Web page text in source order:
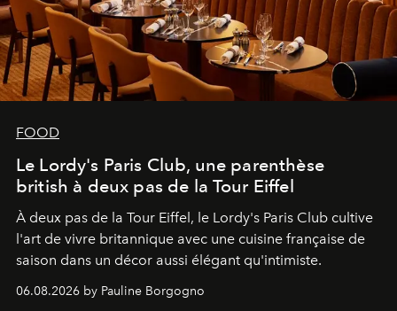
FOOD
Le Lordy's Paris Club, une parenthèse
british à deux pas de la Tour Eiffel
À deux pas de la Tour Eiffel, le Lordy's Paris Club cultive
l'art de vivre britannique avec une cuisine française de
saison dans un décor aussi élégant qu'intimiste.
06.08.2026 by Pauline Borgogno